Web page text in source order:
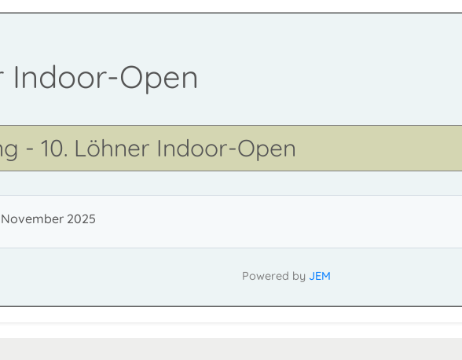
Indoor-Open
- 10. Löhner Indoor-Open
November 2025
Powered by JEM